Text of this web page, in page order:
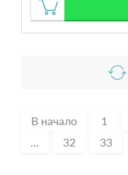
В начало 1
...
32 33